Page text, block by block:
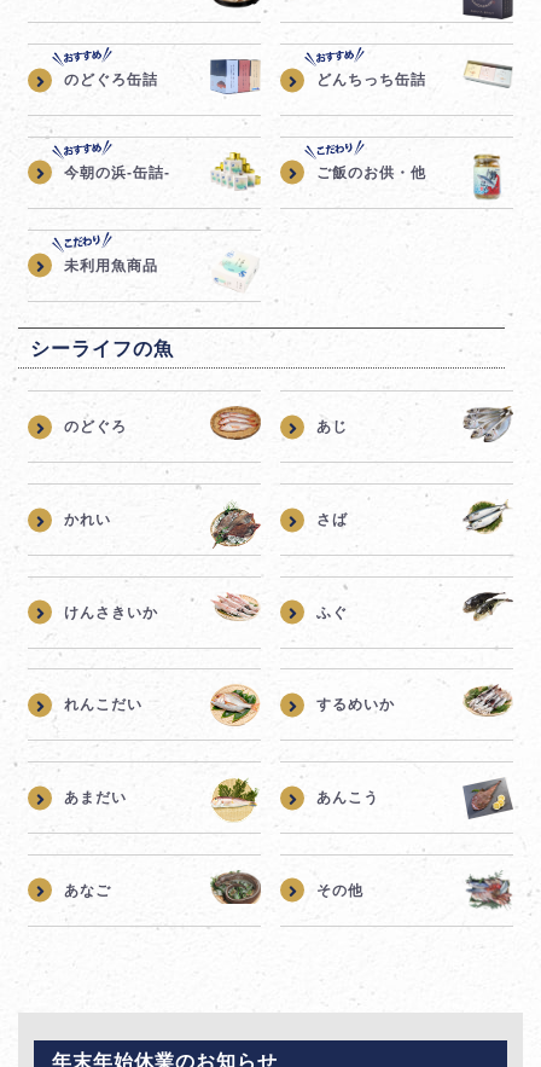
のどぐろ缶詰 どんちっち缶詰
今朝の浜-缶詰- ご飯のお供・他
未利用魚商品
シーライフの魚
のどぐろ あじ
かれい さば
けんさきいか ふぐ
れんこだい するめいか
あまだい あんこう
あなご その他
年末年始休業のお知らせ